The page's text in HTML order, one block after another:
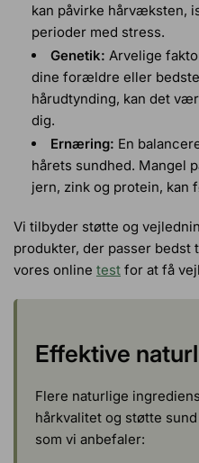
kan påvirke hårvæksten,
perioder med stress.
Genetik: Arvelige
dine forældre eller
hårudtynding, kan det
dig.
Ernæring: En
hårets sundhed. Mangel
jern, zink og protein, kan
Vi tilbyder støtte og
produkter, der passer bedst
vores online test for at få
Effektive
Flere naturlige
hårkvalitet og støtte
som vi anbefaler: